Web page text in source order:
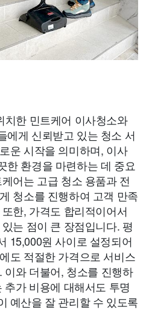
치한 민트케어 이사청소와
에게 신뢰받고 있는 청소 서
운 시작을 의미하며, 이사
한 환경을 마련하는 데 중요
어는 고급 청소 용품과 전
청소를 진행하여 고객 만족
한, 가격도 합리적이어서
는 점이 큰 장점입니다. 평
15,000원 사이로 설정되어
도 적절한 가격으로 서비스
이와 더불어, 청소를 진행하
가 비용에 대해서도 투명
예산을 잘 관리할 수 있도록